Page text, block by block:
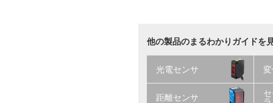
他の製品のまるわかりガイドを
光電センサ
距離センサ